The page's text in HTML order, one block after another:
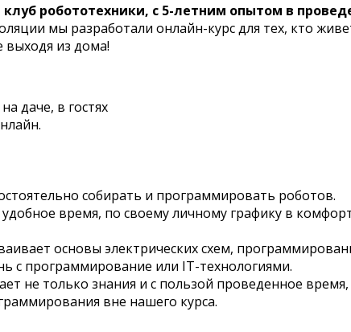
клуб робототехники, с 5-летним опытом в
мы разработали онлайн-курс для тех, кто
выходя из дома!
даче, в гостях
собирать и программировать роботов.
время, по своему личному графику в
основы электрических схем,
с программирование или IT-технологиями.
не только знания и с пользой проведенное
вне нашего курса.